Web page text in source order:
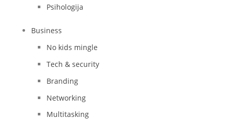
Psihologija
Business
No kids mingle
Tech & security
Branding
Networking
Multitasking